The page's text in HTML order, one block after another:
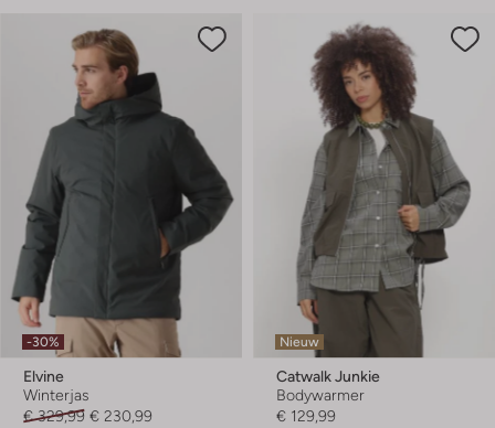
-30%
Elvine
Winterjas
€ 329,99 € 230,99
Nieuw
Catwalk Junkie
Bodywarmer
€ 129,99